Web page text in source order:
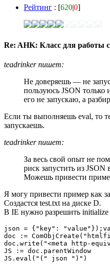
Рейтинг : [620|0]
Re: AHK: Класс для работы
teadrinker пишет:
Не доверяешь — не
пользуюсь JSON только
его не запускаю, а
Если ты выполняешь eval, то
запускаешь.
teadrinker пишет:
За весь свой опыт не
риск запустить из JSON
Можешь привести
Я могу привести пример как
Создастся test.txt на диске D.
В IE нужно разрешить initialize
json = {"key":
doc :=
doc.write("<meta http-
JS := doc.parentWindow
JS.eval("(" json ")")